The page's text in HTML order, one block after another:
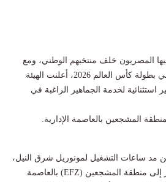
المصريون خلف منتخبهم الوطني، ومع
استمرار مشوار "الفراعنة" في بطولة كأس العالم 2026، أعلنت الهيئة
استثنائية لخدمة الجماهير الراغبة في
المشجعين بالعاصمة الإدارية.
عن مد ساعات التشغيل لمونوريل شرق النيل،
وذلك تيسيراً لوصول الجماهير إلى منطقة المشجعين (EFZ) بالعاصمة